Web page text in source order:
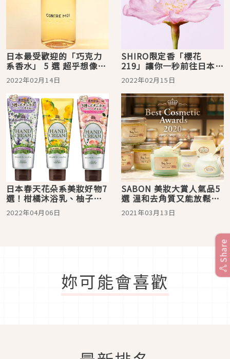
日本最受歡迎的「巧克力
系香水」 5 選 超乎想像百
搭應景的甜蜜香氣，情人
節挑戰一下吧！
2022年02月14日
SHIRO限定香「櫻花
219」讓你一秒前往日本賞
櫻。百元單品感受滿滿櫻
花幸福心意！
2022年02月15日
日本春天花朵系美妝好物7
選！柑橘沐浴乳、柚子護
手霜、櫻花入浴劑讓你維
持一整天迷人香氣
2022年04月06日
SABON 美妝大賞人氣品5
選 溫和去角質又能放鬆身
心的經典磨砂膏必買
2021年03月13日
妳可能會喜歡
Share